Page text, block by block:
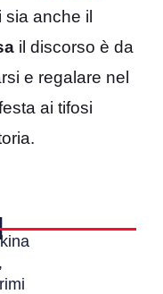
sia anche il
il discorso è da
e regalare nel
ai tifosi